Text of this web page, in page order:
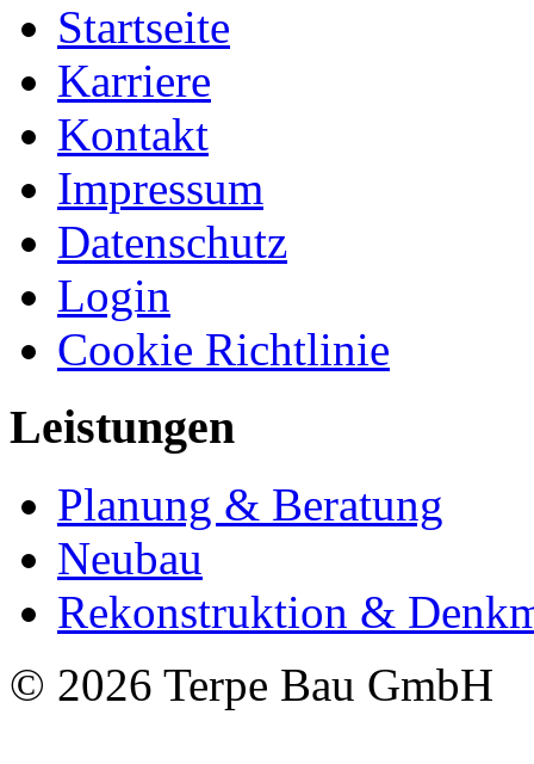
Startseite
Karriere
Kontakt
Impressum
Datenschutz
Login
Cookie Richtlinie
Leistungen
Planung & Beratung
Neubau
Rekonstruktion &
© 2026 Terpe Bau GmbH